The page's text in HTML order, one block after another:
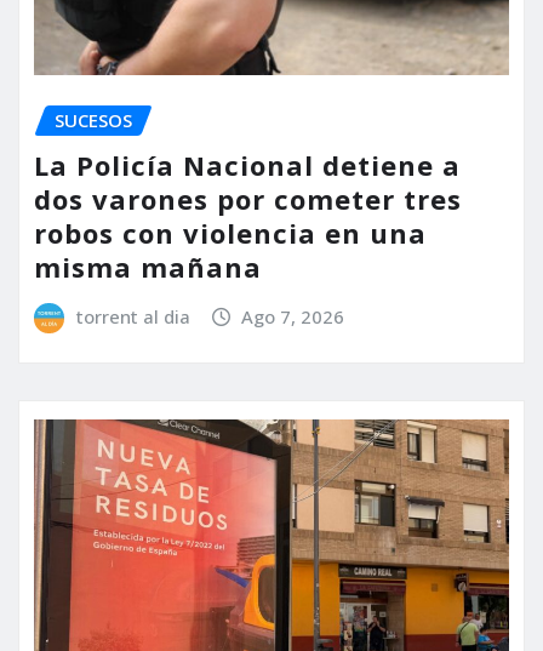
SUCESOS
La Policía Nacional detiene a
dos varones por cometer tres
robos con violencia en una
misma mañana
torrent al dia Ago 7, 2026